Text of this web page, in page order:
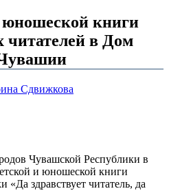
юношеской книги
в Дом
Сдвижкова
Чувашской Республики в
и юношеской книги
«Да здравствует читатель, да